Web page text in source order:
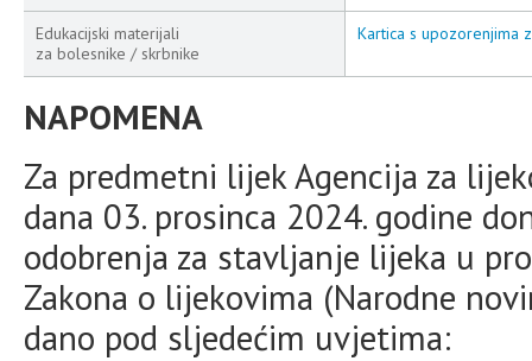
Edukacijski materijali
za bolesnike / skrbnike
Kartica s upozorenjima
NAPOMENA
Za predmetni lijek Agencija za
dana 03. prosinca 2024. godine
odobrenja za stavljanje lijeka u
Zakona o lijekovima (Narodne
dano pod sljedećim uvjetima: